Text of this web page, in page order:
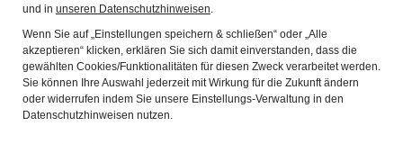
und in unseren Datenschutzhinweisen.
Wenn Sie auf „Einstellungen speichern & schließen“ oder „Alle
akzeptieren“ klicken, erklären Sie sich damit einverstanden, dass die
gewählten Cookies/Funktionalitäten für diesen Zweck verarbeitet werden.
Sie können Ihre Auswahl jederzeit mit Wirkung für die Zukunft ändern
oder widerrufen indem Sie unsere Einstellungs-Verwaltung in den
Datenschutzhinweisen nutzen.
Wechselausstellungen
Auf den folgenden Unterseiten erfahren Sie mehr zu
vergangenen Wechselausstellungen des BIBEL